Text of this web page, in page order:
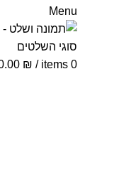
Menu
0
items
/
₪